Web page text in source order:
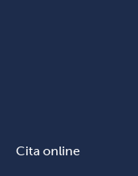
Cita online